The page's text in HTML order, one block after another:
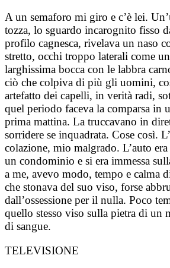
A un semaforo mi giro e c’è lei.
tozza, lo sguardo incarognito fisso
profilo cagnesca, rivelava un naso
stretto, occhi troppo laterali come
larghissima bocca con le labbra
ciò che colpiva di più gli uomini,
artefatto dei capelli, in verità radi,
quel periodo faceva la comparsa in
prima mattina. La truccavano in
sorridere se inquadrata. Cose così.
colazione, mio malgrado. L’auto
un condominio e si era immessa
a me, avevo modo, tempo e calma
che stonava del suo viso, forse
dall’ossessione per il nulla. Poco
quello stesso viso sulla pietra di un
di sangue.
TELEVISIONE